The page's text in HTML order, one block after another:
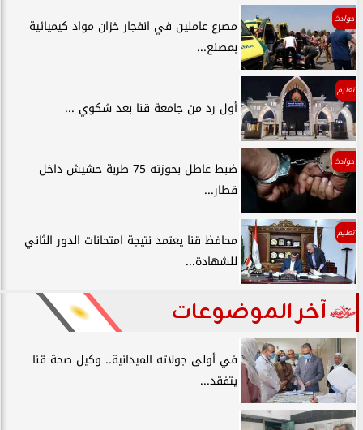
حوادث
مصرع عاملين في انفجار خزان مواد كيميائية
بمصنع...
تعليم
أول رد من جامعة قنا بعد شكوي ...
حوادث
ضبط عاطل بحوزته 75 طربة حشيش داخل
قطار...
تعليم
محافظ قنا يعتمد نتيجة امتحانات الدور الثاني
للشهادة...
آخر الموضوعات
في أولى جولاته الميدانية.. وكيل صحة قنا
يتفقد...